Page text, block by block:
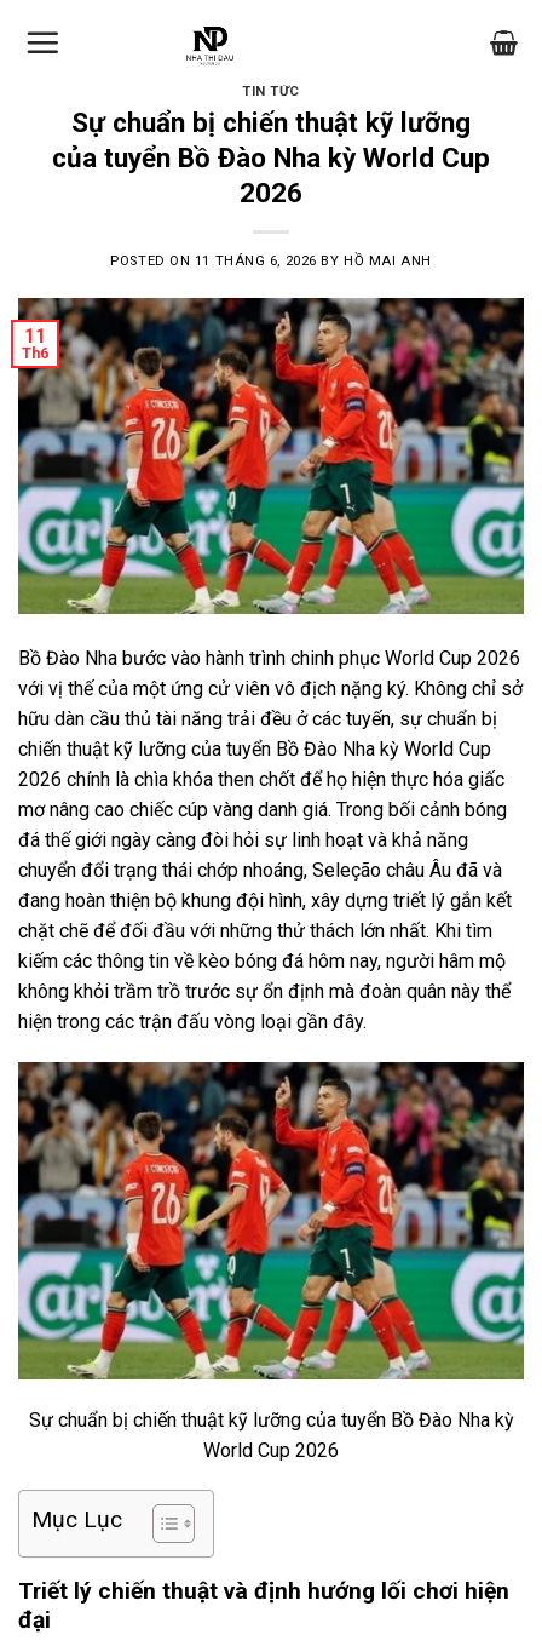
TIN TỨC
Sự chuẩn bị chiến thuật kỹ lưỡng
của tuyển Bồ Đào Nha kỳ World Cup
2026
POSTED ON 11 THÁNG 6, 2026 BYHỒ MAI ANH
11
Th6
Bồ Đào Nha bước vào hành trình chinh phục World Cup 2026
với vị thế của một ứng cử viên vô địch nặng ký. Không chỉ sở
hữu dàn cầu thủ tài năng trải đều ở các tuyến, sự chuẩn bị
chiến thuật kỹ lưỡng của tuyển Bồ Đào Nha kỳ World Cup
2026 chính là chìa khóa then chốt để họ hiện thực hóa giấc
mơ nâng cao chiếc cúp vàng danh giá. Trong bối cảnh bóng
đá thế giới ngày càng đòi hỏi sự linh hoạt và khả năng
chuyển đổi trạng thái chớp nhoáng, Seleção châu Âu đã và
đang hoàn thiện bộ khung đội hình, xây dựng triết lý gắn kết
chặt chẽ để đối đầu với những thử thách lớn nhất. Khi tìm
kiếm các thông tin về kèo bóng đá hôm nay, người hâm mộ
không khỏi trầm trồ trước sự ổn định mà đoàn quân này thể
hiện trong các trận đấu vòng loại gần đây.
Sự chuẩn bị chiến thuật kỹ lưỡng của tuyển Bồ Đào Nha kỳ
World Cup 2026
Mục Lục
Triết lý chiến thuật và định hướng lối chơi hiện
đại